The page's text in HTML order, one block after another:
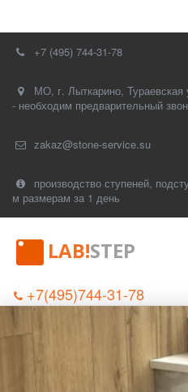
+7 (495) 744-31-78
МО, г. Лыткарино, Тураевская
- необходим предварительный
zakaz@stone-service.su
производство ступеней,
м размерам за 1 день
LAB!STEP
+7(495)744-31-78